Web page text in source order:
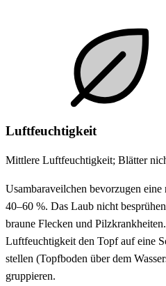
Luftfeuchtigkeit
Mittlere Luftfeuchtigkeit; Blätter
Usambaraveilchen bevorzugen
40–60 %. Das Laub nicht
braune Flecken und
Luftfeuchtigkeit den Topf auf eine
stellen (Topfboden über dem
gruppieren.